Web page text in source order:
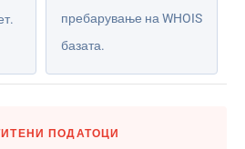
пребарување на WHOIS
базата.
ПОДАТОЦИ